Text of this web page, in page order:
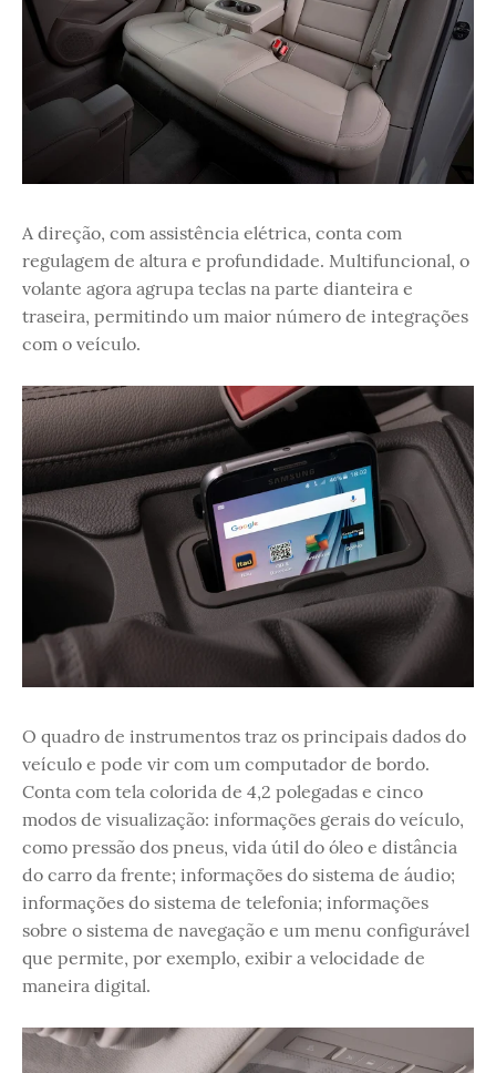
A direção, com assistência elétrica, conta com
regulagem de altura e profundidade. Multifuncional, o
volante agora agrupa teclas na parte dianteira e
traseira, permitindo um maior número de integrações
com o veículo.
O quadro de instrumentos traz os principais dados do
veículo e pode vir com um computador de bordo.
Conta com tela colorida de 4,2 polegadas e cinco
modos de visualização: informações gerais do veículo,
como pressão dos pneus, vida útil do óleo e distância
do carro da frente; informações do sistema de áudio;
informações do sistema de telefonia; informações
sobre o sistema de navegação e um menu configurável
que permite, por exemplo, exibir a velocidade de
maneira digital.